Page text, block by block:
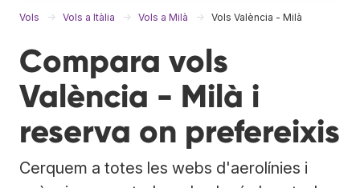
Vols Vols a Itàlia Vols a Milà Vols València - Milà
Compara vols
València - Milà i
reserva on prefereixis
Cerquem a totes les webs d'aerolínies i